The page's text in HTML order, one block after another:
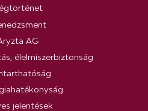
AG
élelmiszerbiztonság
jelentések